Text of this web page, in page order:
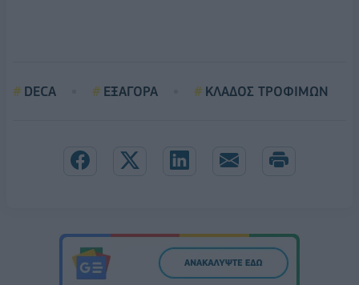
DECA ΕΞΑΓΟΡΑ ΚΛΑΔΟΣ ΤΡΟΦΙΜΩΝ